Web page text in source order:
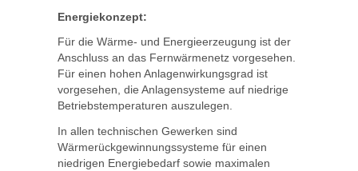
Energiekonzept:
Für die Wärme- und Energieerzeugung ist der
Anschluss an das Fernwärmenetz vorgesehen.
Für einen hohen Anlagenwirkungsgrad ist
vorgesehen, die Anlagensysteme auf niedrige
Betriebstemperaturen auszulegen.
In allen technischen Gewerken sind
Wärmerückgewinnungssysteme für einen
niedrigen Energiebedarf sowie maximalen